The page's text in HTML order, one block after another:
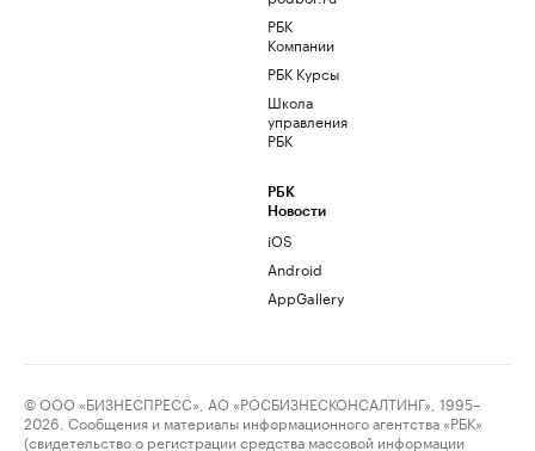
РБК
Компании
РБК Курсы
Школа
управления
РБК
РБК
Новости
iOS
Android
AppGallery
© ООО «БИЗНЕСПРЕСС», АО «РОСБИЗНЕСКОНСАЛТИНГ», 1995–
2026. Сообщения и материалы информационного агентства «РБК»
(свидетельство о регистрации средства массовой информации